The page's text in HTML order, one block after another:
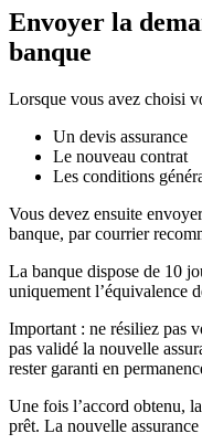
Envoyer la
banque
Lorsque vous avez choisi
Un devis assurance
Le nouveau contrat
Les conditions
Vous devez ensuite
banque, par courrier
La banque dispose de 10
uniquement l’équivalence
Important : ne résiliez pas
pas validé la nouvelle
rester garanti en
Une fois l’accord obtenu,
prêt. La nouvelle